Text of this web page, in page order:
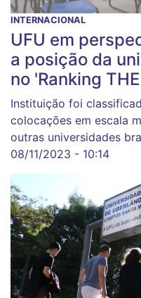
INTERNACIONAL
UFU em
a posição da
no 'Ranking
Instituição foi
colocações em escala
outras universidades
08/11/2023 - 10:14